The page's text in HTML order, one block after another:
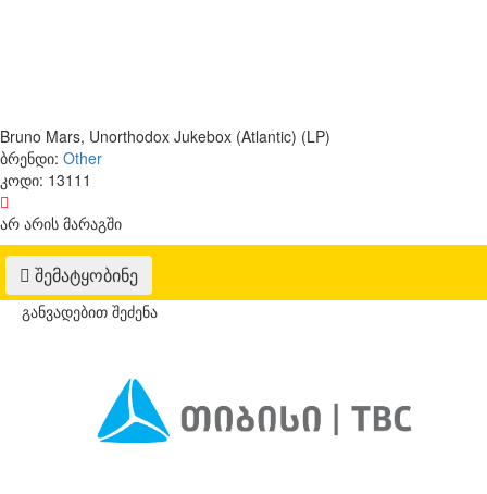
Bruno Mars, Unorthodox Jukebox (Atlantic) (LP)
ბრენდი: Other
კოდი: 13111
არ არის მარაგში
შემატყობინე
განვადებით შეძენა